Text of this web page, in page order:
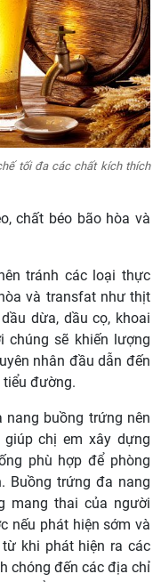
tối đa các chất kích thích
chất béo bão hòa và
tránh các loại thực
và transfat như thịt
dừa, dầu cọ, khoai
chúng sẽ khiến lượng
nhân đầu dẫn đến
tiểu đường.
nang buồng trứng nên
chị em xây dựng
phù hợp để phòng
Buồng trứng đa nang
mang thai của người
nếu phát hiện sớm và
khi phát hiện ra các
chóng đến các địa chỉ